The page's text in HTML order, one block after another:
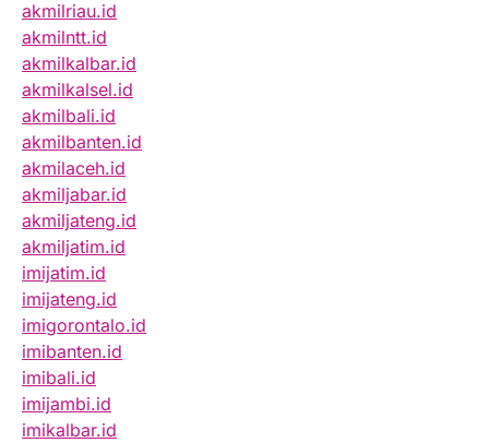
akmilriau.id
akmilntt.id
akmilkalbar.id
akmilkalsel.id
akmilbali.id
akmilbanten.id
akmilaceh.id
akmiljabar.id
akmiljateng.id
akmiljatim.id
imijatim.id
imijateng.id
imigorontalo.id
imibanten.id
imibali.id
imijambi.id
imikalbar.id